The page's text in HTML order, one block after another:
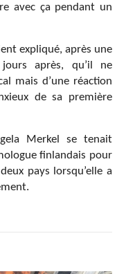
avec ça pendant un
expliqué, après une
après, qu’il ne
mais d’une réaction
de sa première
Merkel se tenait
finlandais pour
pays lorsqu’elle a